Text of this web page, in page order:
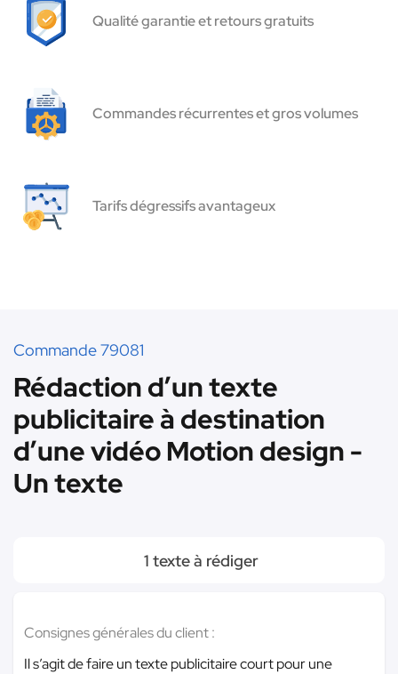
Qualité garantie et retours gratuits
Commandes récurrentes et gros volumes
Tarifs dégressifs avantageux
Commande 79081
Rédaction d’un texte
publicitaire à destination
d’une vidéo Motion design -
Un texte
1 texte à rédiger
Consignes générales du client :
Il s’agit de faire un texte publicitaire court pour une